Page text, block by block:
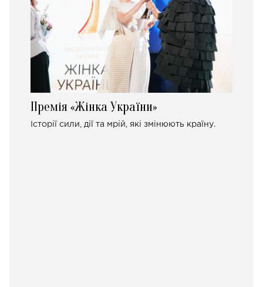
Премія «Жінка України»
Історії сили, дії та мрій, які змінюють країну.